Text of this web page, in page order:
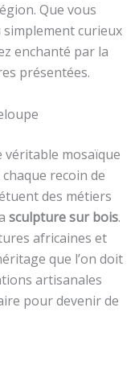
Que vous
curieux
enchanté par la
présentées.
véritable mosaïque
recoin de
des métiers
sculpture sur bois.
africaines et
que l’on doit
artisanales
pour devenir de